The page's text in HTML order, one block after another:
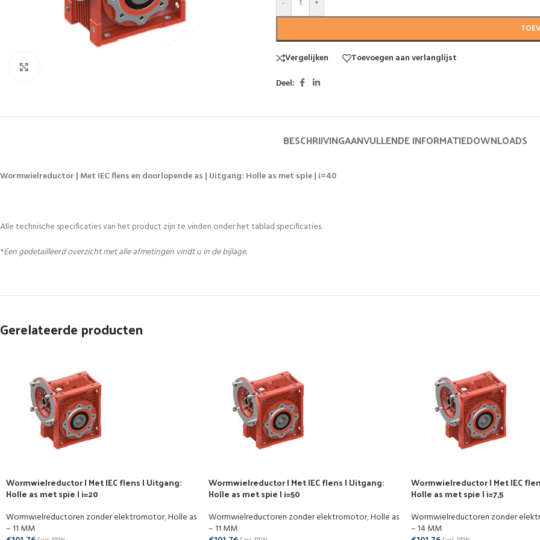
- +
Vergelijken
Toevoegen aan verlanglijst
Deel:
BESCHRIJVINGAANVULLENDE INFORMATIEDOWNLOADS
Wormwielreductor | Met IEC flens en doorlopende as | Uitgang: Holle as met spie | i=40
Alle technische specificaties van het product zijn te vinden onder het tablad specificaties.
*Een gedetailleerd overzicht met alle afmetingen vindt u in de bijlage.
Gerelateerde producten
Wormwielreductor | Met IEC flens | Uitgang:
Holle as met spie | i=20
Wormwielreductoren zonder elektromotor,Holle as
– 11 MM
Wormwielreductor | Met IEC flens | Uitgang:
Holle as met spie | i=50
Wormwielreductoren zonder elektromotor,Holle as
– 11 MM
Wormwielreductor | Met IEC
Holle as met spie | i=7,5
Wormwielreductoren zonder
– 14 MM